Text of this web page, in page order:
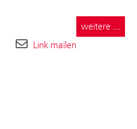
weitere ...
Link mailen